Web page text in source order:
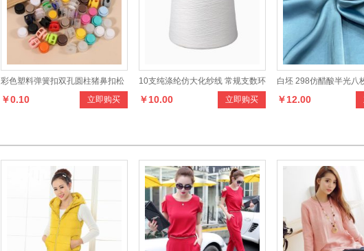
彩色塑料弹簧扣双孔圆柱猪鼻扣松
紧绳止滑扣帽子弹力绳吊钟绳扣
立即购买
￥0.10
10支纯涤纶仿大化纱线 常规支数环
锭纺单股工业织造涤纶纱原料
立即购买
￥10.00
白坯 298仿醋酸半光八
真丝时装面料
￥12.00